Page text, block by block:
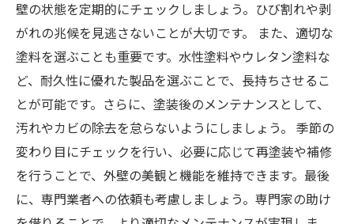
壁の状態を定期的にチェックしましょう。ひび割れや剥
がれの兆候を見逃さないことが大切です。 また、適切な
塗料を選ぶことも重要です。水性塗料やウレタン塗料な
ど、耐久性に優れた製品を選ぶことで、長持ちさせるこ
とが可能です。さらに、塗装後のメンテナンスとして、
汚れやカビの除去を怠らないようにしましょう。 季節の
変わり目にチェックを行い、必要に応じて再塗装や補修
を行うことで、外壁の美観と機能を維持できます。最後
に、専門業者への依頼も考慮しましょう。専門家の助け